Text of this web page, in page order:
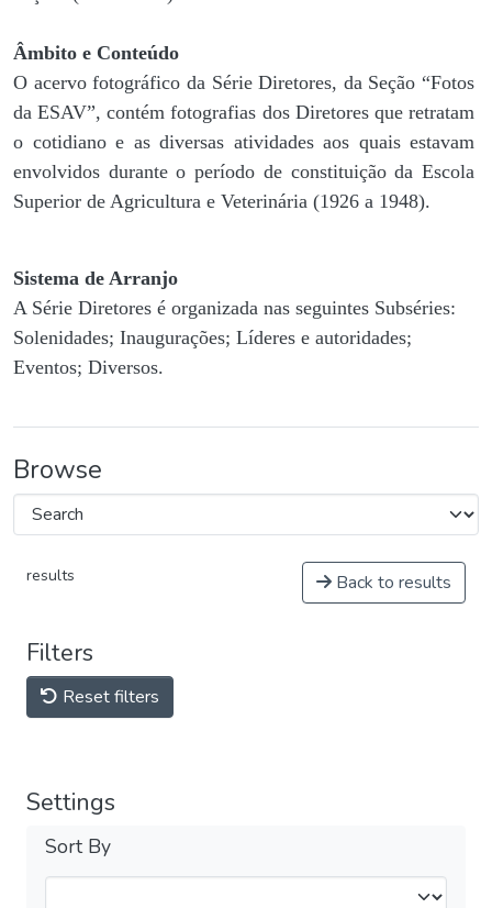
Âmbito e Conteúdo
O acervo fotográfico da Série Diretores, da Seção “Fotos
da ESAV”, contém fotografias dos Diretores que retratam
o cotidiano e as diversas atividades aos quais estavam
envolvidos durante o período de constituição da Escola
Superior de Agricultura e Veterinária (1926 a 1948).
Sistema de Arranjo
A Série Diretores é organizada nas seguintes Subséries:
Solenidades; Inaugurações; Líderes e autoridades;
Eventos; Diversos.
Browse
results Back to results
Filters
Reset filters
Settings
Sort By